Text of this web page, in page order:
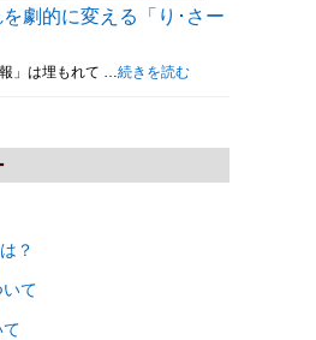
劇的に変える「り･さー
」は埋もれて … 続きを読む
？
て